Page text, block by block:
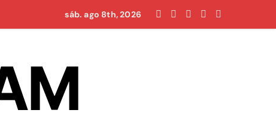
hospital regional em Itacoatiara
sáb. ago 8th, 2026